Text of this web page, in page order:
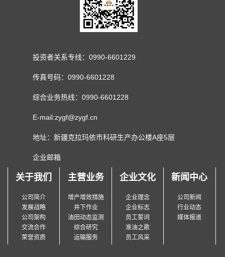
投资者关系专线：0990-6601229
传真号码：0990-6601228
综合业务热线：0990-6601228
E-mail:zygf@zygf.cn
地址：新疆克拉玛依市科研生产办公楼A座5层
企业邮箱
关于我们
公司简介
发展战略
公司架构
交流合作
荣誉资质
主营业务
增产增效措施
井下作业
油田动态监测
综合研究
运输服务
企业文化
企业理念
企业标志
员工誓词
准油之歌
员工风采
新闻中心
公司新闻
行业动态
媒体报道